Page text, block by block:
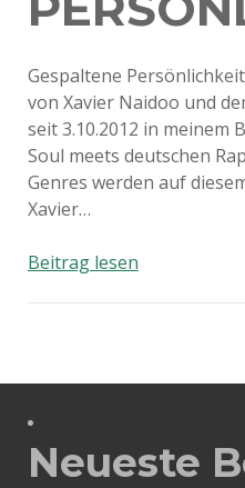
Gespaltene
von Xavier Naidoo und
seit 3.10.2012 in meinem
Soul meets deutschen
Genres werden auf
Xavier…
Beitrag lesenXavas
Neueste